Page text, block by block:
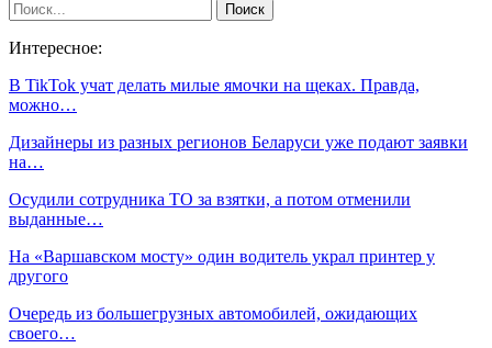
Интересное:
В TikTok учат делать милые ямочки на щеках. Правда,
можно…
Дизайнеры из разных регионов Беларуси уже подают заявки
на…
Осудили сотрудника ТО за взятки, а потом отменили
выданные…
На «Варшавском мосту» один водитель украл принтер у
другого
Очередь из большегрузных автомобилей, ожидающих
своего…